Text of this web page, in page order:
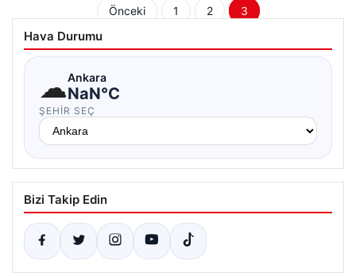
Yazı
sayfalaması
Önceki 1 2 3
Hava Durumu
☁Ankara
NaN°C
ŞEHIR SEÇ
Bizi Takip Edin